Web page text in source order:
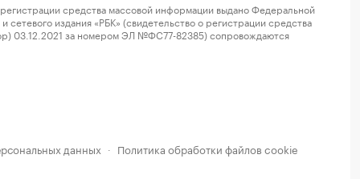
средства массовой информации выдано Федеральной
издания «РБК» (свидетельство о регистрации средства
03.12.2021 за номером ЭЛ №ФС77-82385) сопровождаются
данных · Политика обработки файлов cookie